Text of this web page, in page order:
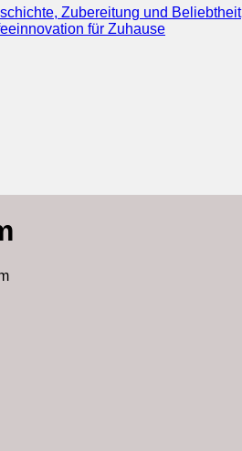
Zubereitung und Beliebtheit
für Zuhause